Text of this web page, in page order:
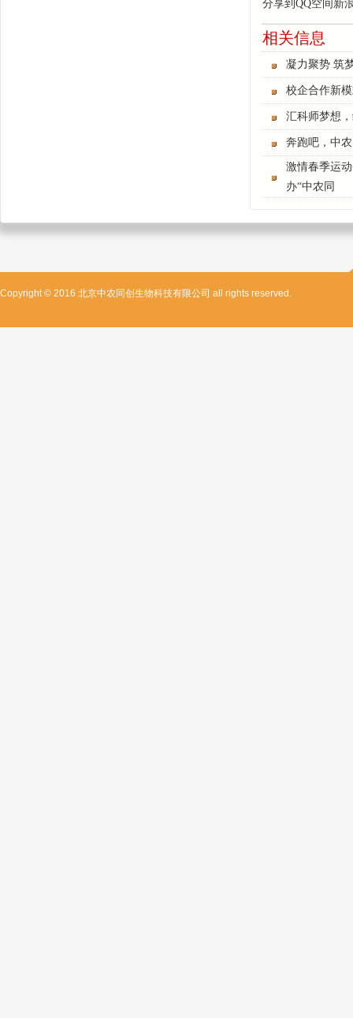
分享到 QQ空间 新
相关信息
凝力聚势 筑
校企合作新
汇科师梦想
奔跑吧，中
激情春季运
办“中农同
Copyright © 2016 北京中农同创生物科技有限公司 all rights reserved.